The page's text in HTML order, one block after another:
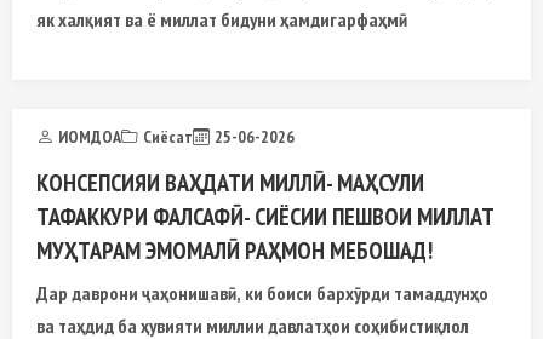
як халқият ва ё миллат бидуни ҳамдигарфаҳмӣ
ИОМДОА Сиёсат 25-06-2026
КОНСЕПСИЯИ ВАҲДАТИ МИЛЛӢ- МАҲСУЛИ
ТАФАККУРИ ФАЛСАФӢ- СИЁСИИ ПЕШВОИ МИЛЛАТ
МУҲТАРАМ ЭМОМАЛӢ РАҲМОН МЕБОШАД!
Дар даврони ҷаҳонишавӣ, ки боиси бархӯрди тамаддунҳо
ва таҳдид ба ҳувияти миллии давлатҳои соҳибистиқлол